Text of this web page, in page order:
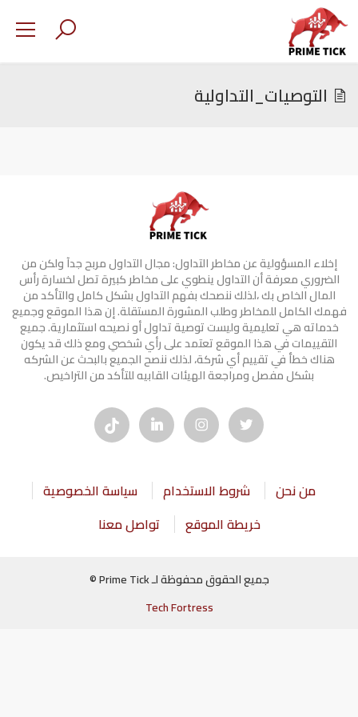
التوصيات_التداولية
إخلاء المسؤولية عن مخاطر التداول: مجال التداول مربح جدآ ولكن من
الضروري معرفة أن التداول ينطوي على مخاطر كبيرة تصل لخسارة رأس
المال الخاص بك ،لذلك ننصحك بفهم التداول بشكل كامل والتأكد من
فهمك الكامل للمخاطر وطلب المشورة المستقلة. إن هذا الموقع وجميع
خدماته هي تعليمية وليست توصية تداول أو نصيحه استثمارية. جميع
التقييمات في هذا الموقع تعتمد على رأي شخصي ومع ذلك قد يكون
هناك خطأ في تقييم أي شركة، لذلك ننصح الجميع بالبحث عن الشركه
بشكل مفصل ومراجعة الهيئات القابيه للتأكد من التراخيص.
من نحن شروط الاستخدام
سياسة الخصوصية
خريطة الموقع
تواصل معنا
جميع الحقوق محفوظة لـ Prime Tick ©
Tech Fortress